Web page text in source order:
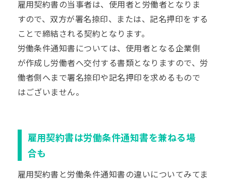
雇用契約書の当事者は、使用者と労働者となりま
すので、双方が署名捺印、または、記名押印をする
ことで締結される契約となります。
労働条件通知書については、使用者となる企業側
が作成し労働者へ交付する書類となりますので、労
働者側へまで署名捺印や記名押印を求めるもので
はございません。
雇用契約書は労働条件通知書を兼ねる場
合も
雇用契約書と労働条件通知書の違いについてみてま